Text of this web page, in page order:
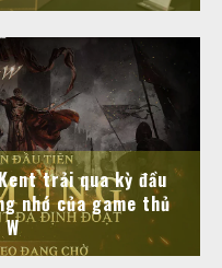
trải qua kỳ đầu
nhớ của game thủ